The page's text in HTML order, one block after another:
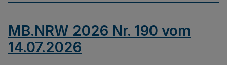
MB.NRW 2026 Nr. 190 vom
14.07.2026